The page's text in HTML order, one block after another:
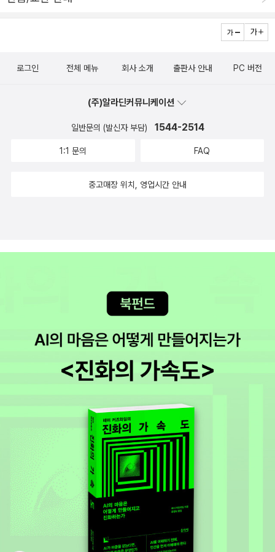
는 2만 5,000명이나 2만 명의 지원자가 남으며 이들은 누가 합격하
더라도 충분히 잘해나갈 수 있을 것이다. 그러면 그들을 두고 극도로
고 아무나 2,000명을 골라잡는 것이다. 이 대안은 능력주의를 완전
력을 극대화되어야 할 이상으로 보기보다 일정 관문을 넘을 수 있는
조건으로만 본다. 이 대안이 의미 있는 까닭은 무엇보다도 현실적 타
혈을 기울여 따져본다고 해도 18세 청소년 가운데 어느 쪽이 더 훌륭
가는 더 복잡하고 더 예측하기 어려운 과제다.” - CHAPTER 6. ‘인
대 및 기부금 입학, 대학명예 실추 등)을 예상하고 나름의 대답까지
준비해놓는다. 독자들은 너무나도 당연히 생각했던 사안들이 예상치
못한 방향으로 훌훌 털어져 나가는 믿지 못할 논리적 경험을 하게 된
제시한다. 그는 사회적 기여 측면에서 비교조차 할 수 없는 카지노왕
에 대해 다시 생각하고 논쟁하자’고 주장한다. 또한 ‘삶의 어떤 영역은
운수가 좌우할 수 있다’는 걸 인정함으로써, 능력의 오만을 혼내주자
로그인 전체 메뉴 회사 소개 출판사 안내 PC 버전
(주)알라딘커뮤니케이션
일반문의 (발신자 부담) 1544-2514
1:1 문의 FAQ
중고매장 위치, 영업시간 안내